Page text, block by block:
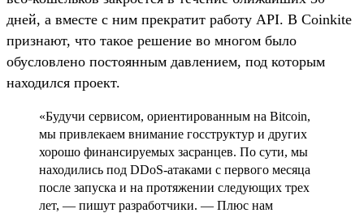
дней, а вместе с ним прекратит работу API. В Coinkite
признают, что такое решение во многом было
обусловлено постоянным давлением, под которым
находился проект.
«Будучи сервисом, ориентированным на Bitcoin,
мы привлекаем внимание госструктур и других
хорошо финансируемых засранцев. По сути, мы
находились под DDoS-атаками с первого месяца
после запуска и на протяжении следующих трех
лет, — пишут разработчики. — Плюс нам